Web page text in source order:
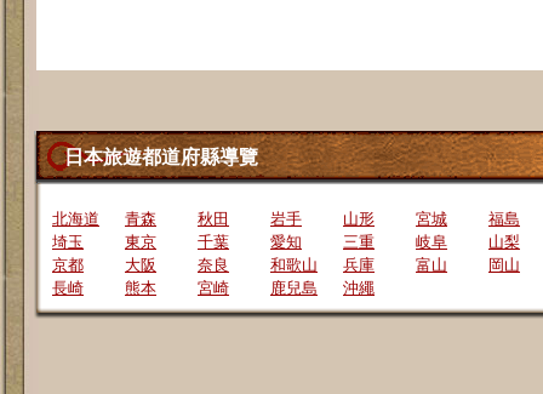
日本旅遊都道府縣導覽
北海道 青森 秋田 岩手 山形 宮城
福島
埼玉
東京 千葉 愛知 三重 岐阜
山梨
京都
大阪 奈良 和歌山 兵庫 富山
岡山
長崎
熊本 宮崎 鹿兒島 沖繩